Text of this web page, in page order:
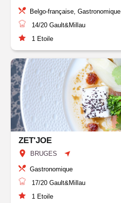
Belgo-française, Gastronomique
14/20 Gault&Millau
1 Etoile
ZET'JOE
BRUGES
Gastronomique
17/20 Gault&Millau
1 Etoile